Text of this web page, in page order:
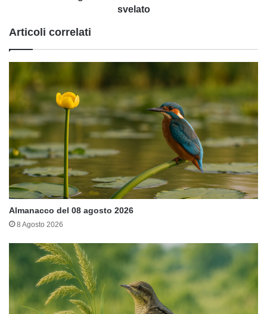
svelato
Articoli correlati
Almanacco del 08 agosto 2026
8 Agosto 2026